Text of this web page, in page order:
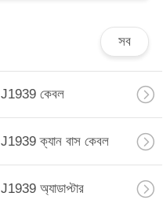
সব
J1939 কেবল
J1939 ক্যান বাস কেবল
J1939 অ্যাডাপ্টার